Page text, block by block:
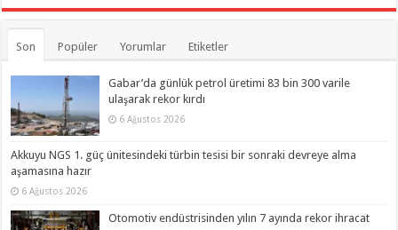
Son Popüler Yorumlar Etiketler
Gabar’da günlük petrol üretimi 83 bin 300 varile
ulaşarak rekor kırdı
6 Ağustos 2026
Akkuyu NGS 1. güç ünitesindeki türbin tesisi bir sonraki devreye alma
aşamasına hazır
6 Ağustos 2026
Otomotiv endüstrisinden yılın 7 ayında rekor ihracat